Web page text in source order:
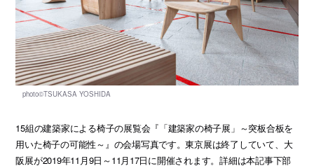
15組の建築家による椅子の展覧会『「建築家の椅子展」～突板合板を
用いた椅子の可能性～』の会場写真です。東京展は終了していて、大
阪展が2019年11月9日～11月17日に開催されます。詳細は本記事下部